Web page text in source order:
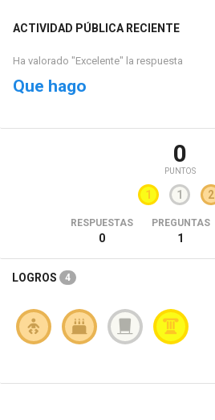
ACTIVIDAD PÚBLICA RECIENTE
Ha valorado "Excelente" la respuesta
Que hago
0
PUNTOS
1 1 2
RESPUESTAS
0
PREGUNTAS
1
LOGROS 4